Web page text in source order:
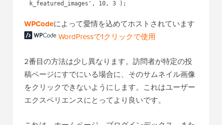
WPCodeによって愛情を込め
てホストされています
WordPressで1ク
リックで使用
2番目の方法は少し異なります。訪問者が特定の投
稿ページにすでにいる場合に、そのサムネイル画像
をクリックできないようにします。これはユーザー
エクスペリエンスにとってより良いです。